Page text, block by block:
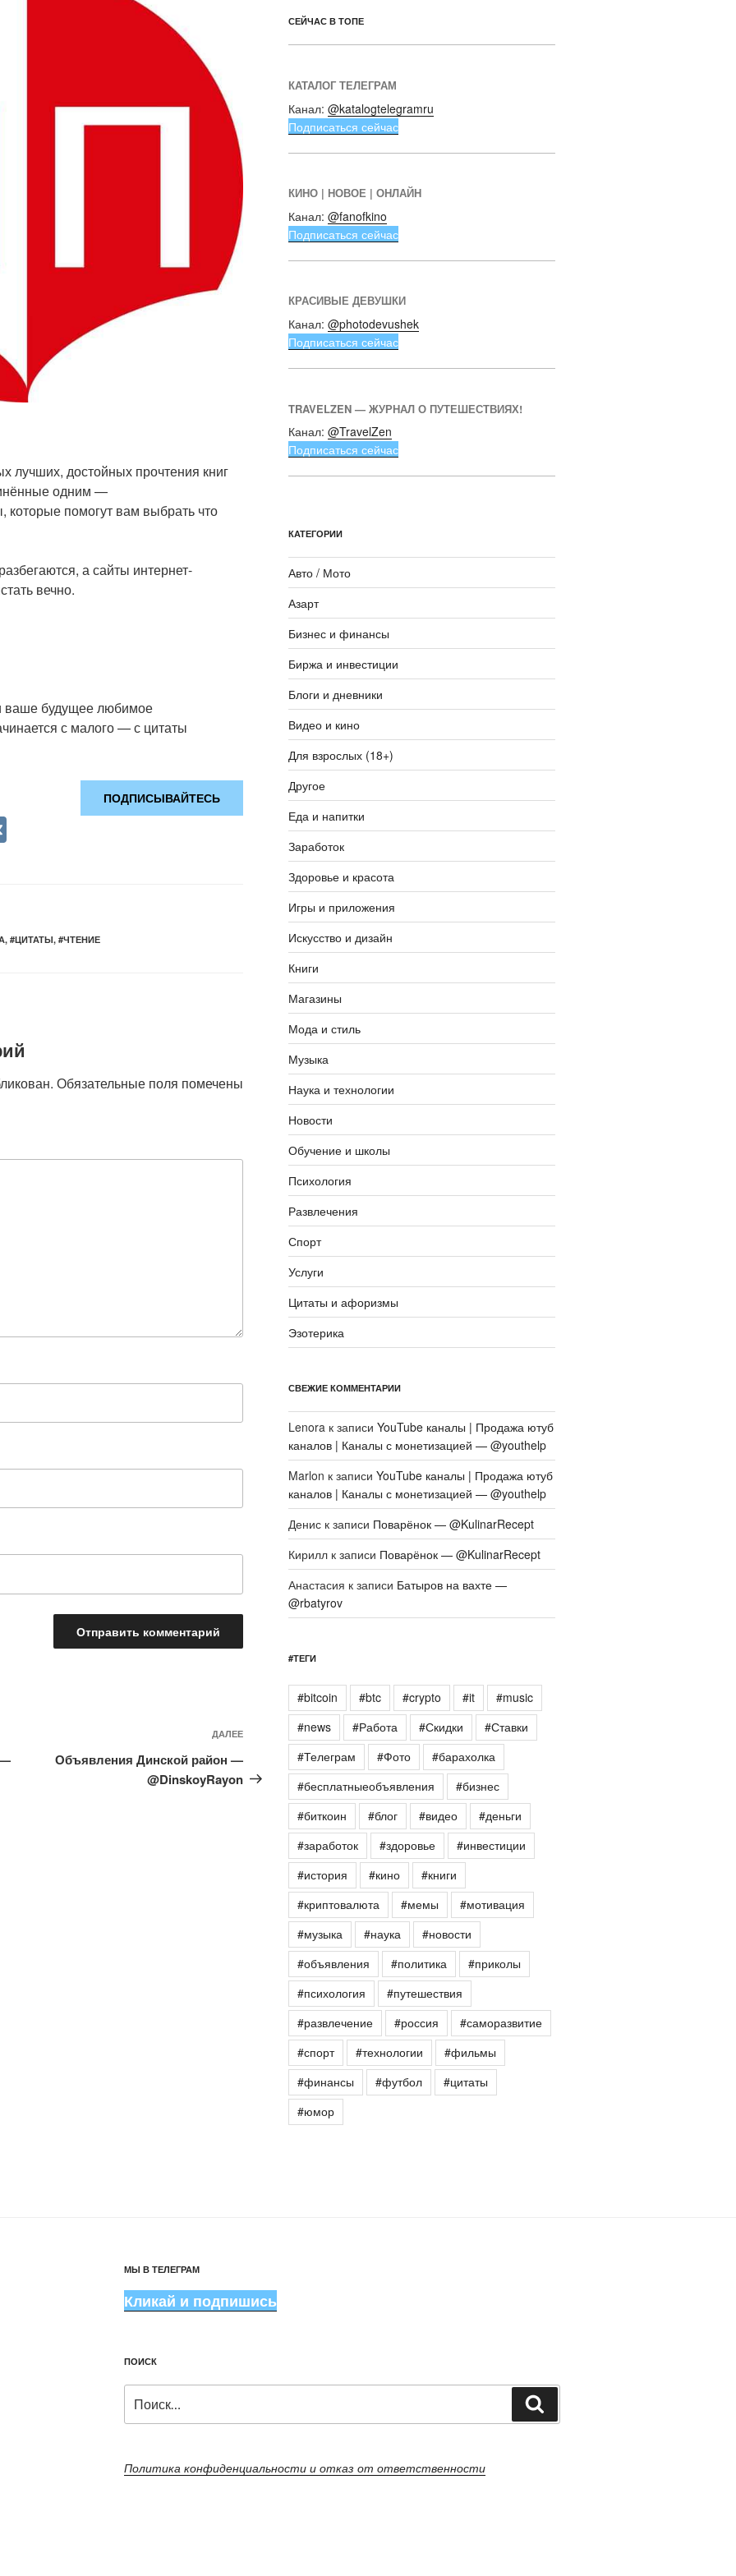
лучших, достойных прочтения книг
одним —
которые помогут вам выбрать что
а сайты интернет-
вечно.
ваше будущее любимое
с малого — с цитаты
ПОДПИСЫВАЙТЕСЬ
, #ЦИТАТЫ, #ЧТЕНИЕ
Обязательные поля помечены
—
Следующая
запись
ДАЛЕЕ
Объявления Динской район —
@DinskoyRayon
СЕЙЧАС В ТОПЕ
КАТАЛОГ ТЕЛЕГРАМ
Канал: @katalogtelegramru
Подписаться сейчас
КИНО | НОВОЕ | ОНЛАЙН
Канал: @fanofkino
Подписаться сейчас
КРАСИВЫЕ ДЕВУШКИ
Канал: @photodevushek
Подписаться сейчас
TRAVELZEN — ЖУРНАЛ О ПУТЕШЕСТВИЯХ!
Канал: @TravelZen
Подписаться сейчас
КАТЕГОРИИ
Авто / Мото
Азарт
Бизнес и финансы
Биржа и инвестиции
Блоги и дневники
Видео и кино
Для взрослых (18+)
Другое
Еда и напитки
Заработок
Здоровье и красота
Игры и приложения
Искусство и дизайн
Книги
Магазины
Мода и стиль
Музыка
Наука и технологии
Новости
Обучение и школы
Психология
Развлечения
Спорт
Услуги
Цитаты и афоризмы
Эзотерика
СВЕЖИЕ КОММЕНТАРИИ
Lenoraк записи YouTube каналы | Продажа ютуб
каналов | Каналы с монетизацией — @youthelp
Marlon к записи YouTube каналы | Продажа ютуб
каналов | Каналы с монетизацией — @youthelp
Дениск записи Поварёнок — @KulinarRecept
Кириллк записи Поварёнок — @KulinarRecept
Анастасия к записи Батыров на вахте —
@rbatyrov
#ТЕГИ
#bitcoin #btc #crypto #it
#music
#news
#Работа #Скидки
#Ставки
#Телеграм
#Фото
#барахолка
#бесплатныеобъявления
#бизнес
#биткоин
#блог #видео
#деньги
#заработок
#здоровье
#инвестиции
#история
#кино
#книги
#криптовалюта
#мемы
#мотивация
#музыка
#наука
#новости
#объявления
#политика
#приколы
#психология
#путешествия
#развлечение
#россия
#саморазвитие
#спорт
#технологии
#фильмы
#финансы
#футбол
#цитаты
#юмор
МЫ В ТЕЛЕГРАМ
Кликай и подпишись
ПОИСК
Политика конфиденциальности и отказ от ответственности